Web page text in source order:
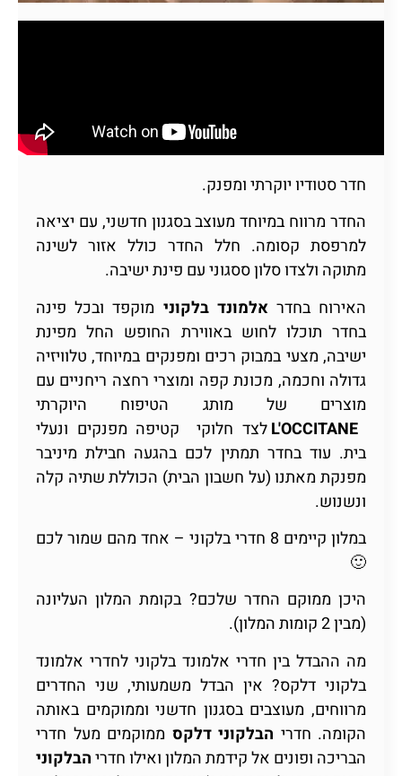
חדר סטודיו יוקרתי ומפנק.
החדר מרווח במיוחד מעוצב בסגנון חדשני, עם יציאה
למרפסת קסומה. חלל החדר כולל אזור לשינה
מתוקה ולצדו סלון ססגוני עם פינת ישיבה.
האירוח בחדראלמונד בלקוני מוקפד ובכל פינה
בחדר תוכלו לחוש באווירת החופש החל מפינת
ישיבה, מצעי במבוק רכים ומפנקים במיוחד, טלוויזיה
גדולה וחכמה, מכונת קפה ומוצרי רחצה ריחניים עם
מוצרים של מותג הטיפוח היוקרתי
L'OCCITANEלצד חלוקי קטיפה מפנקים ונעלי
בית. עוד בחדר תמתין לכם בהגעה חבילת מיניבר
מפנקת מאתנו (על חשבון הבית) הכוללת שתיה קלה
ונשנוש.
במלון קיימים 8 חדרי בלקוני – אחד מהם שמור לכם
🙂
היכן ממוקם החדר שלכם? בקומת המלון העליונה
(מבין 2 קומות המלון).
מה ההבדל בין חדרי אלמונד בלקוני לחדרי אלמונד
בלקוני דלקס? אין הבדל משמעותי, שני החדרים
מרווחים, מעוצבים בסגנון חדשני וממוקמים באותה
הקומה. חדרי הבלקוני דלקס ממוקמים מעל חדרי
הבריכה ופונים אל קידמת המלון ואילו חדריהבלקוני